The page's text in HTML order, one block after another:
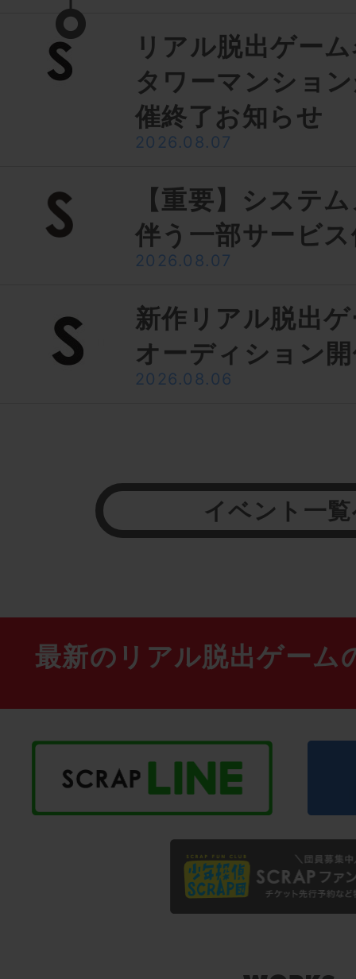
リアル脱出ゲー
タワーマンショ
催終了お知らせ
2026.08.07
【重要】システ
伴う一部サービ
2026.08.07
新作リアル脱出
オーディション
2026.08.06
イベント一
最新のリアル脱出ゲーム